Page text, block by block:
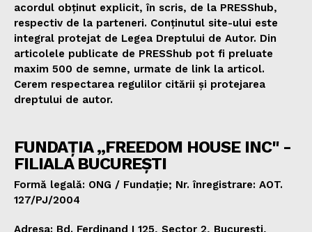
acordul obținut explicit, în scris, de la PRESShub,
respectiv de la parteneri. Conținutul site-ului este
integral protejat de Legea Dreptului de Autor. Din
articolele publicate de PRESShub pot fi preluate
maxim 500 de semne, urmate de link la articol.
Cerem respectarea regulilor citării și protejarea
dreptului de autor.
FUNDAȚIA „FREEDOM HOUSE INC" -
FILIALA BUCUREȘTI
Formă legală: ONG / Fundație; Nr. înregistrare: AOT.
127/PJ/2004
Adresa: Bd. Ferdinand I 125, Sector 2, București,